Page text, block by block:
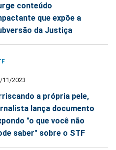
conteúdo
que expõe a
da Justiça
11/2023
a própria pele,
lança documento
"o que você não
saber" sobre o STF